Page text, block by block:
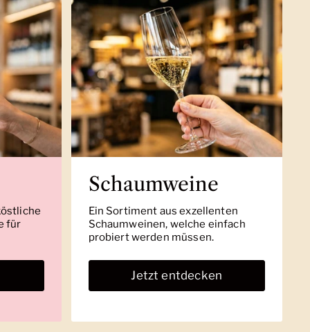
für
Schaumweine
Ein Sortiment aus exzellenten
Schaumweinen, welche einfach
probiert werden müssen.
Jetzt entdecken